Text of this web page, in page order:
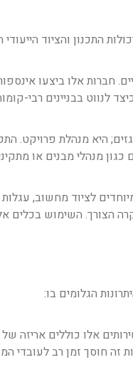
התכנון והציוד
חברות אלו ביצעו
בבניינים רבי-
היא מנהלת פרויקט.
מנהלי מבנים או
לציוד מחשוב,
הצורך. השימוש בכלים
הגלומים בו:
אלו כוללים אריזה
זה חוסך זמן רב